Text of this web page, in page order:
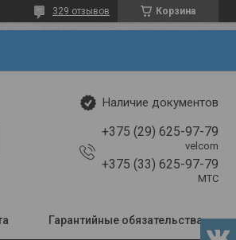
Корзина
329 отзывов
Наличие документов
+375 (29) 625-97-79
velcom
+375 (33) 625-97-79
МТС
Гарантийные обязательства